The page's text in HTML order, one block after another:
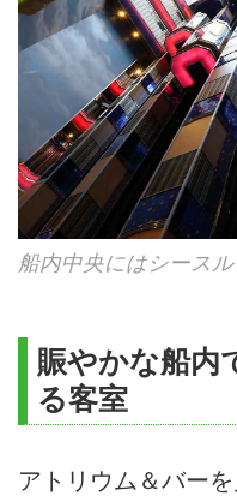
船内中央にはシース
賑やかな船内
る客室
アトリウム＆バー